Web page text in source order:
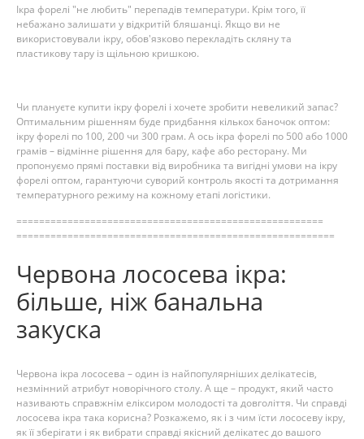
Ікра форелі "не любить" перепадів температури. Крім того, її
небажано залишати у відкритій бляшанці. Якщо ви не
використовували ікру, обов'язково перекладіть скляну та
пластикову тару із щільною кришкою.
Чи плануєте купити ікру форелі і хочете зробити невеликий запас?
Оптимальним рішенням буде придбання кількох баночок оптом:
ікру форелі по 100, 200 чи 300 грам. А ось ікра форелі по 500 або 1000
грамів – відмінне рішення для бару, кафе або ресторану. Ми
пропонуємо прямі поставки від виробника та вигідні умови на ікру
форелі оптом, гарантуючи суворий контроль якості та дотримання
температурного режиму на кожному етапі логістики.
======================================================
========================================================
Червона лососева ікра:
більше, ніж банальна
закуска
Червона ікра лососева – один із найпопулярніших делікатесів,
незмінний атрибут новорічного столу. А ще – продукт, який часто
називають справжнім еліксиром молодості та довголіття. Чи справді
лососева ікра така корисна? Розкажемо, як і з чим їсти лососеву ікру,
як її зберігати і як вибрати справді якісний делікатес до вашого